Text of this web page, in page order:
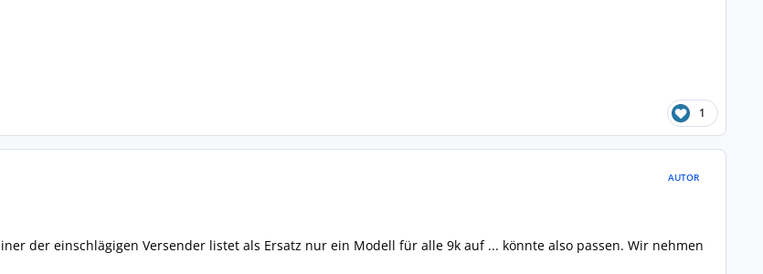
1
AUTOR
der einschlägigen Versender listet als Ersatz nur ein Modell für alle 9k auf ... könnte also passen. Wir nehmen